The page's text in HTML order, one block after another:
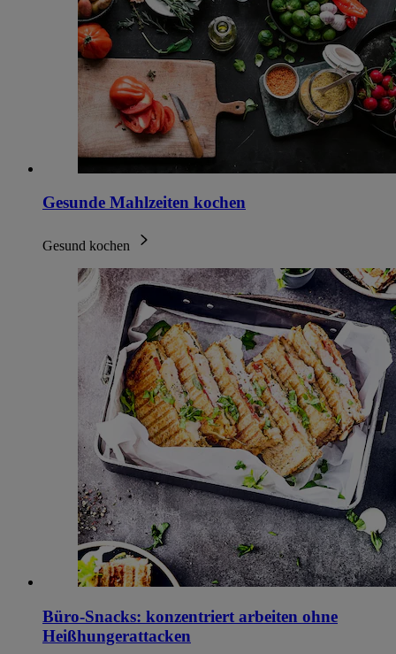
Gesunde Mahlzeiten kochen
Gesund kochen
Büro-Snacks: konzentriert arbeiten ohne
Heißhungerattacken